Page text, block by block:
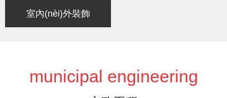
室內(nèi)外裝飾
municipal engineering